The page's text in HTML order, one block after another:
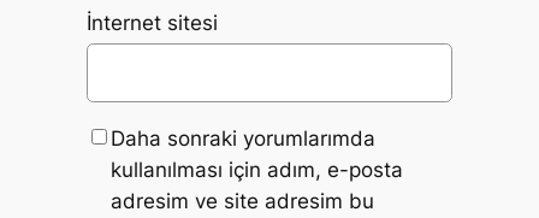
İnternet sitesi
Daha sonraki yorumlarımda
kullanılması için adım, e-posta
adresim ve site adresim bu